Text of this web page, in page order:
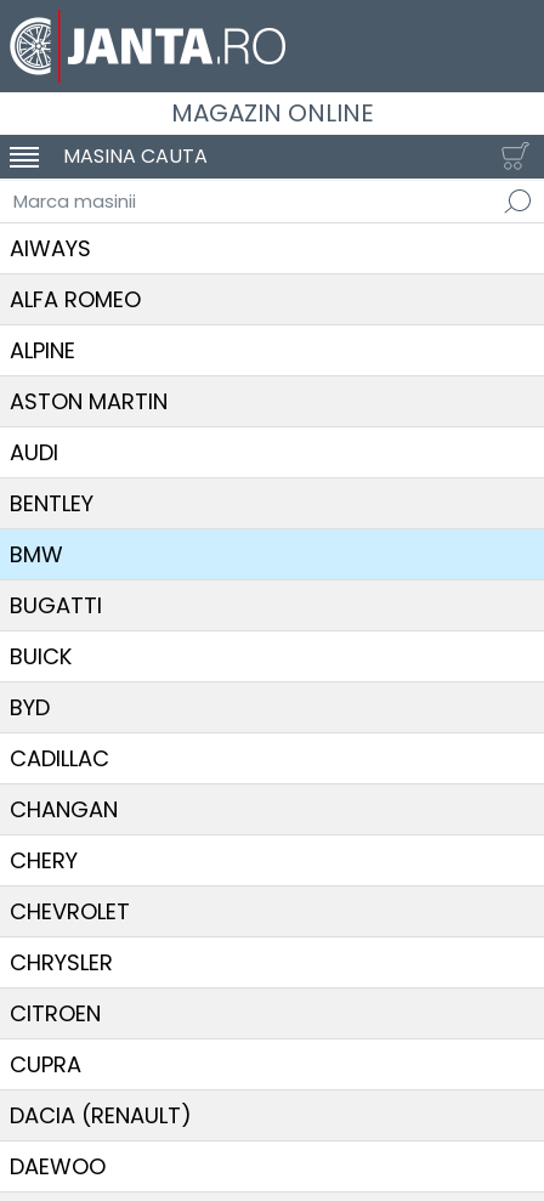
MAGAZIN ONLINE
SCHIMBA NAVIGAREA
MASINA CAUTA
Marca masinii
AIWAYS
ALFA ROMEO
ALPINE
ASTON MARTIN
AUDI
BENTLEY
BMW
BUGATTI
BUICK
BYD
CADILLAC
CHANGAN
CHERY
CHEVROLET
CHRYSLER
CITROEN
CUPRA
DACIA (RENAULT)
DAEWOO